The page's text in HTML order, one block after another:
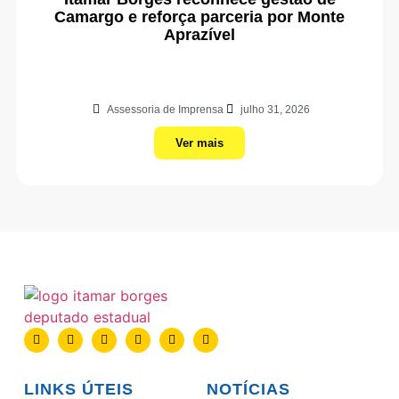
Camargo e reforça parceria por Monte
Aprazível
Assessoria de Imprensa julho 31, 2026
Ver mais
LINKS ÚTEIS NOTÍCIAS